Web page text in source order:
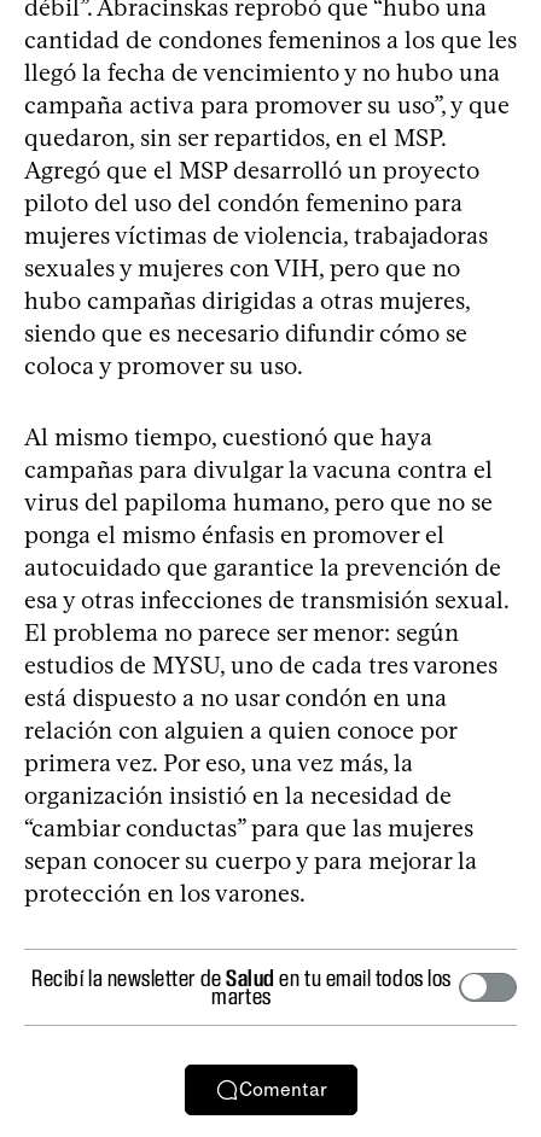
débil”. Abracinskas reprobó que “hubo una
cantidad de condones femeninos a los que les
llegó la fecha de vencimiento y no hubo una
campaña activa para promover su uso”, y que
quedaron, sin ser repartidos, en el MSP.
Agregó que el MSP desarrolló un proyecto
piloto del uso del condón femenino para
mujeres víctimas de violencia, trabajadoras
sexuales y mujeres con VIH, pero que no
hubo campañas dirigidas a otras mujeres,
siendo que es necesario difundir cómo se
coloca y promover su uso.
Al mismo tiempo, cuestionó que haya
campañas para divulgar la vacuna contra el
virus del papiloma humano, pero que no se
ponga el mismo énfasis en promover el
autocuidado que garantice la prevención de
esa y otras infecciones de transmisión sexual.
El problema no parece ser menor: según
estudios de MYSU, uno de cada tres varones
está dispuesto a no usar condón en una
relación con alguien a quien conoce por
primera vez. Por eso, una vez más, la
organización insistió en la necesidad de
“cambiar conductas” para que las mujeres
sepan conocer su cuerpo y para mejorar la
protección en los varones.
Recibí la newsletter deSalud en tu email todos los
martes
Comentar